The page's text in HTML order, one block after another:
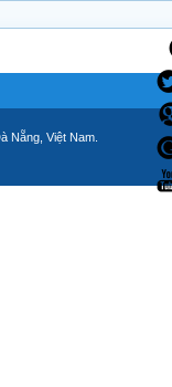
Nẵng, Việt Nam.